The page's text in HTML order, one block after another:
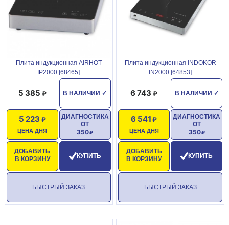
Плита индукционная AIRHOT
IP2000 [68465]
В НАЛИЧИИ ✓
5 385
ЦЕНА ДНЯ
5 223
ДОБАВИТЬ
В КОРЗИНУ
ДИАГНОСТИКА
ОТ
350
КУПИТЬ
БЫСТРЫЙ ЗАКАЗ
Плита индукционная INDOKOR
IN2000 [64853]
В НАЛИЧИИ ✓
6 743
ЦЕНА ДНЯ
6 541
ДОБАВИТЬ
В КОРЗИНУ
ДИАГНОСТИКА
ОТ
350
КУПИТЬ
БЫСТРЫЙ ЗАКАЗ